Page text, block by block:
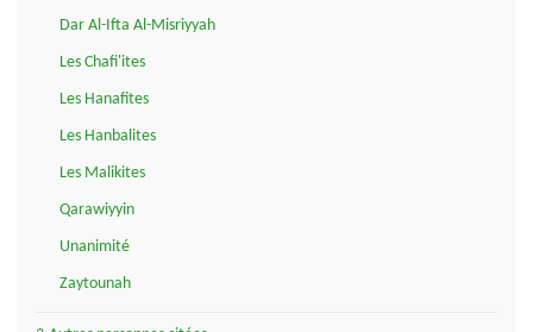
Dar Al-Ifta Al-Misriyyah
Les Chafi'ites
Les Hanafites
Les Hanbalites
Les Malikites
Qarawiyyin
Unanimité
Zaytounah